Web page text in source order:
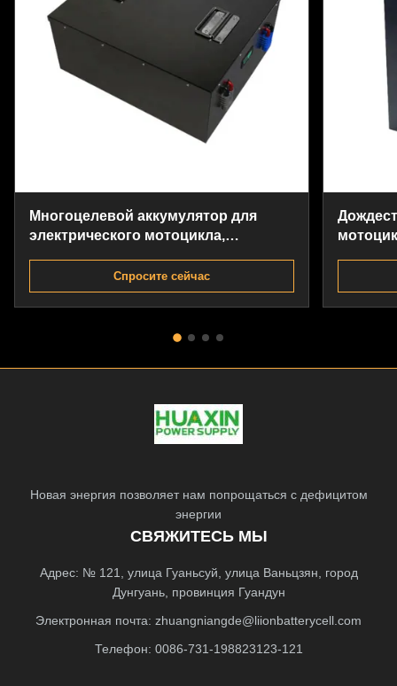
Многоцелевой аккумулятор для
электрического мотоцикла,
Спросите сейчас
Новая энергия позволяет нам попрощаться с дефицитом
энергии
СВЯЖИТЕСЬ МЫ
Адрес: № 121, улица Гуаньсуй, улица Ваньцзян, город
Дунгуань, провинция Гуандун
Электронная почта: zhuangniangde@liionbatterycell.com
Телефон: 0086-731-198823123-121